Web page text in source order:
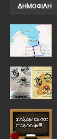
ΔΗΜΟΦΙΛΗ